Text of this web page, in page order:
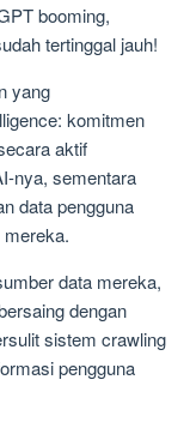
booming,
tertinggal jauh!
yang
komitmen
aktif
nya, sementara
data pengguna
data mereka,
dengan
sistem crawling
pengguna